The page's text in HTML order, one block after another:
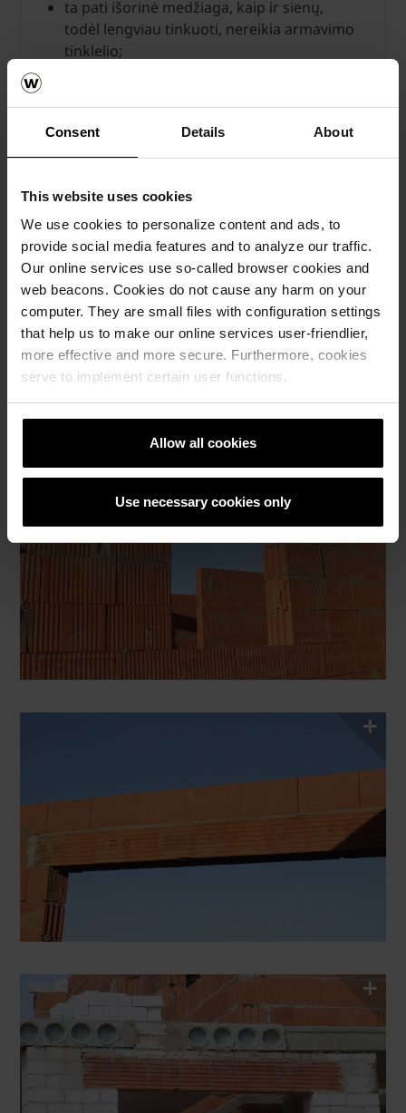
Consent Details About
This website uses cookies
We use cookies to personalize content and ads, to
provide social media features and to analyze our traffic.
Our online services use so-called browser cookies and
web beacons. Cookies do not cause any harm on your
computer. They are small files with configuration settings
that help us to make our online services user-friendlier,
more effective and more secure. Furthermore, cookies
serve to implement certain user functions.
Allow all cookies
Use necessary cookies only
ta pati išorinė medžiaga, kaip ir sienų,
todėl lengviau tinkuoti, nereikia armavimo
tinklelio;